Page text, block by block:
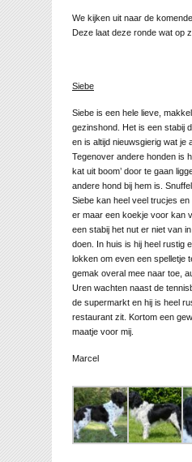
We kijken uit naar de
Deze laat deze ronde wat op
Siebe
Siebe is een hele lieve,
gezinshond. Het is een stabij
en is altijd nieuwsgierig wat je
Tegenover andere honden is
kat uit boom’ door te gaan
andere hond bij hem is.
Siebe kan heel veel trucjes
er maar een koekje voor kan
een stabij het nut er niet van
doen. In huis is hij heel rustig
lokken om even een spelletje
gemak overal mee naar toe,
Uren wachten naast de
de supermarkt en hij is heel
restaurant zit. Kortom een
maatje voor mij.
Marcel